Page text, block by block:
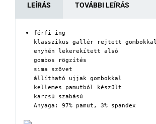
LEÍRÁS TOVÁBBI LEÍRÁS
férfi ing
klasszikus gallér rejtett gombokkal
enyhén lekerekített alsó
gombos rögzítés
sima szövet
állítható ujjak gombokkal
kellemes pamutból készült
karcsú szabású
Anyaga: 97% pamut, 3% spandex